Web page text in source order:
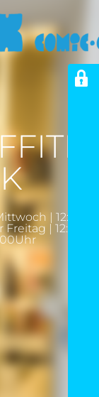
|
| 12:00-
| 12:00-